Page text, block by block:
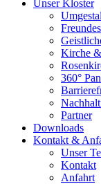
Unser Kloster
Kirche
360°
Partner
Downloads
Kontakt &
Unser
Kontakt
Anfahrt